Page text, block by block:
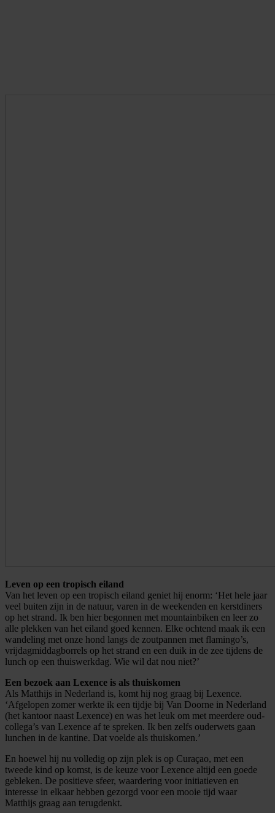
Leven op een tropisch eiland
Van het leven op een tropisch eiland geniet hij enorm: ‘Het hele jaar
veel buiten zijn in de natuur, varen in de weekenden en kerstdiners
op het strand. Ik ben hier begonnen met mountainbiken en leer zo
alle plekken van het eiland goed kennen. Elke ochtend maak ik een
wandeling met onze hond langs de zoutpannen met flamingo’s,
vrijdagmiddagborrels op het strand en een duik in de zee tijdens de
lunch op een thuiswerkdag. Wie wil dat nou niet?’
Een bezoek aan Lexence is als thuiskomen
Als Matthijs in Nederland is, komt hij nog graag bij Lexence.
‘Afgelopen zomer werkte ik een tijdje bij Van Doorne in Nederland
(het kantoor naast Lexence) en was het leuk om met meerdere oud-
collega’s van Lexence af te spreken. Ik ben zelfs ouderwets gaan
lunchen in de kantine. Dat voelde als thuiskomen.’
En hoewel hij nu volledig op zijn plek is op Curaçao, met een
tweede kind op komst, is de keuze voor Lexence altijd een goede
gebleken. De positieve sfeer, waardering voor initiatieven en
interesse in elkaar hebben gezorgd voor een mooie tijd waar
Matthijs graag aan terugdenkt.